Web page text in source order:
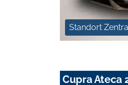
Standort
Cupra Ateca